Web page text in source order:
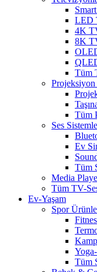
LED
4K
8K
Tüm
Projeksiyon
Tüm
Ses
Ev
Tüm
Media
Tüm TV-
Ev-Yaşam
Spor
Tüm